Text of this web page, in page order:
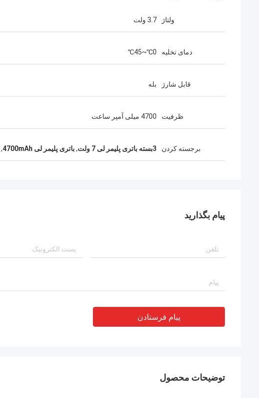
ولتاژ 3.7 ولت
دمای تخلیه 0℃~45℃
قابل شارژ بله
ظرفیت 4700 میلی آمپر ساعت
برجسته کردن 3بسته باتری پلیمر لی 7 ولت ,باتری پلیمر لی 4700mAh ,
پیام بگذارید
پیام فرستادن
توضیحات محصول